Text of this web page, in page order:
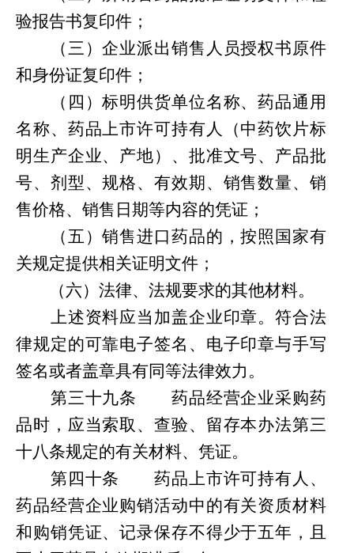
验报告书复印件；
（三）企业派出销售人员授权书原件
和身份证复印件；
（四）标明供货单位名称、药品通用
名称、药品上市许可持有人（中药饮片标
明生产企业、产地）、批准文号、产品批
号、剂型、规格、有效期、销售数量、销
售价格、销售日期等内容的凭证；
（五）销售进口药品的，按照国家有
关规定提供相关证明文件；
（六）法律、 法规要求的其他材料。
上述资料应当加盖企业印章。符合法
律规定的可靠电子签名、电子印章与手写
签名或者盖章具有同等法律效力。
第三十九条
药品经营企业采购药
品时，应当索取、查验、留存本办法第三
十八条规定的有关材料、凭证。
第四十条
药品上市许可持有人、
药品经营企业购销活动中的有关资质材料
和购销凭证、记录保存不得少于五年，且